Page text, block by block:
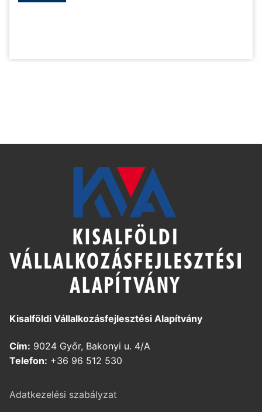
Kisalföldi Vállalkozásfejlesztési Alapítvány
Cím: 9024 Győr, Bakonyi u. 4/A
Telefon: +36 96 512 530
Adatkezelési szabályzat